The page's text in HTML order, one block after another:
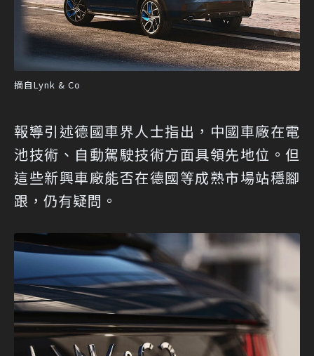
摘自Lynk & Co
報導引述德國車界人士指出，中國車廠在電
池技術、自動駕駛技術方面具領先地位。但
這些新興車廠能否在德國等成熟市場站穩腳
跟，仍有疑問。